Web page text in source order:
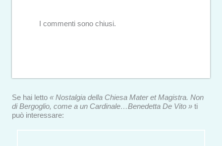
I commenti sono chiusi.
Se hai letto « Nostalgia della Chiesa Mater et Magistra. Non
di Bergoglio, come a un Cardinale…Benedetta De Vito » ti
può interessare: